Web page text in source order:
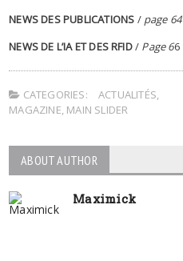
NEWS DES PUBLICATIONS / page 64
NEWS DE L’IA ET DES RFID/ Page 66
CATEGORIES: ACTUALITÉS,
MAGAZINE, MAIN SLIDER
ABOUT AUTHOR
Maximick